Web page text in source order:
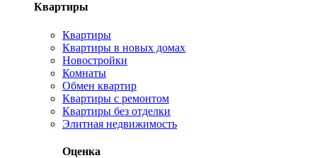
Квартиры
Квартиры
Квартиры в новых домах
Новостройки
Комнаты
Обмен квартир
Квартиры с ремонтом
Квартиры без отделки
Элитная недвижимость
Оценка